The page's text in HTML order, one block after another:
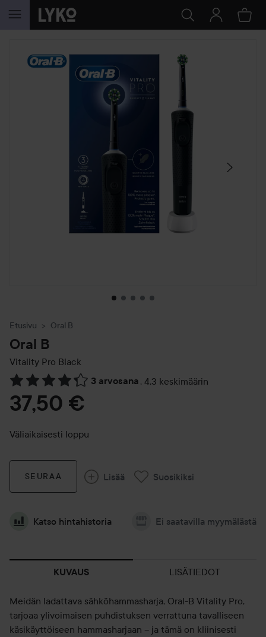
SIIRTYÄ JHK SISÄLTÖÖN
OHITA OSIO
Etusivu Oral B
Oral B
Vitality Pro Black
3 arvosana , 4.3 keskimäärin
Siirtyä jhk Arvosana & kommentit
37,50 €
Väliaikaisesti loppu
SEURAA Lisää Suosikiksi
Katso hintahistoria Ei saatavilla myymälästä
KUVAUS LISÄTIEDOT
Meidän ladattava sähköhammasharja, Oral-B Vitality Pro,
tarjoaa ylivoimaisen puhdistuksen verrattuna tavalliseen
käsikäyttöiseen hammasharjaan – ja tämä on kliinisesti